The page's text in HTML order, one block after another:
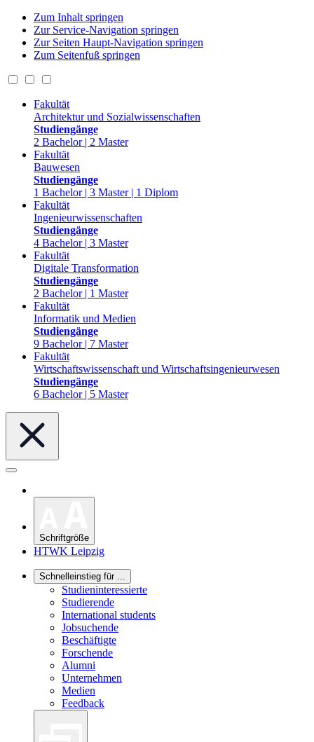
Zum Inhalt springen
Zur Service-Navigation springen
Zur Seiten Haupt-Navigation springen
Zum Seitenfuß springen
Fakultät
Architektur und Sozialwissenschaften
Studiengänge
2 Bachelor | 2 Master
Fakultät
Bauwesen
Studiengänge
1 Bachelor | 3 Master | 1 Diplom
Fakultät
Ingenieurwissenschaften
Studiengänge
4 Bachelor | 3 Master
Fakultät
Digitale Transformation
Studiengänge
2 Bachelor | 1 Master
Fakultät
Informatik und Medien
Studiengänge
9 Bachelor | 7 Master
Fakultät
Wirtschaftswissenschaft und Wirtschaftsingenieurwesen
Studiengänge
6 Bachelor | 5 Master
Schriftgröße
HTWK Leipzig
Schnelleinstieg für ...
Studieninteressierte
Studierende
International students
Jobsuchende
Beschäftigte
Forschende
Alumni
Unternehmen
Medien
Feedback